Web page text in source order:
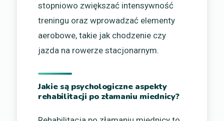
stopniowo zwiększać intensywność
treningu oraz wprowadzać elementy
aerobowe, takie jak chodzenie czy
jazda na rowerze stacjonarnym.
Jakie są psychologiczne aspekty
rehabilitacji po złamaniu miednicy?